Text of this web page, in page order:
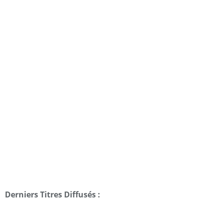
Derniers Titres Diffusés :